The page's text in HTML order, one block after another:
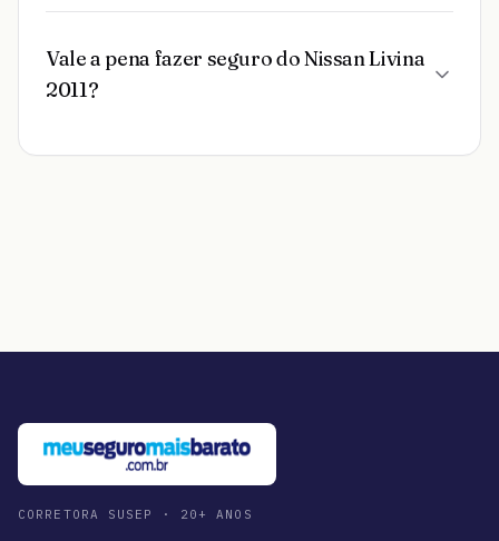
Vale a pena fazer seguro do Nissan Livina
2011?
CORRETORA SUSEP · 20+ ANOS